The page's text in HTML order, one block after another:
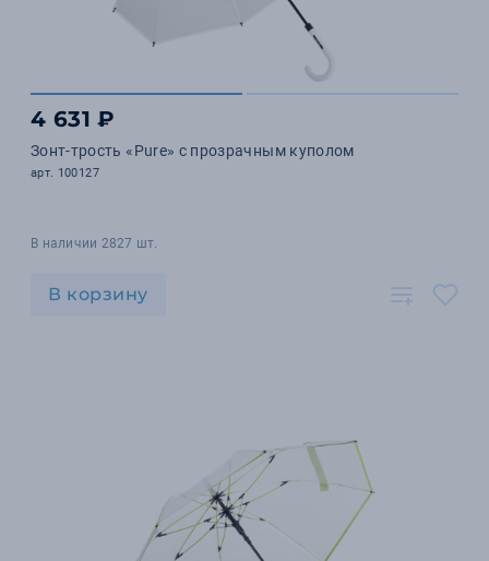
4 631 ₽
Зонт-трость «Pure» с прозрачным куполом
арт. 100127
В наличии 2827 шт.
В корзину